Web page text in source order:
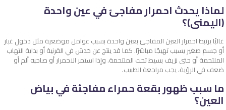
لماذا يحدث احمرار مفاجئ في عين واحدة
(اليمنى)؟
غالبًا يرتبط احمرار العين المفاجئ بعين واحدة بسبب عوامل موضعية مثل دخول غبار
أو جسم صغير يسبب تهيجًا مباشرًا. كما قد ينتج عن خدش في القرنية أو بداية التهاب
الملتحمة أو حتى نزيف بسيط تحت الملتحمة. وإذا استمر الاحمرار أو صاحبه ألم أو
ضعف في الرؤية، يجب مراجعة الطبيب.
ما سبب ظهور بقعة حمراء مفاجئة في بياض
العين؟